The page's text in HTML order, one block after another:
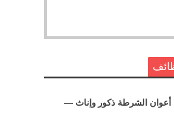
أعوان الشرطة ذكور وإناث —